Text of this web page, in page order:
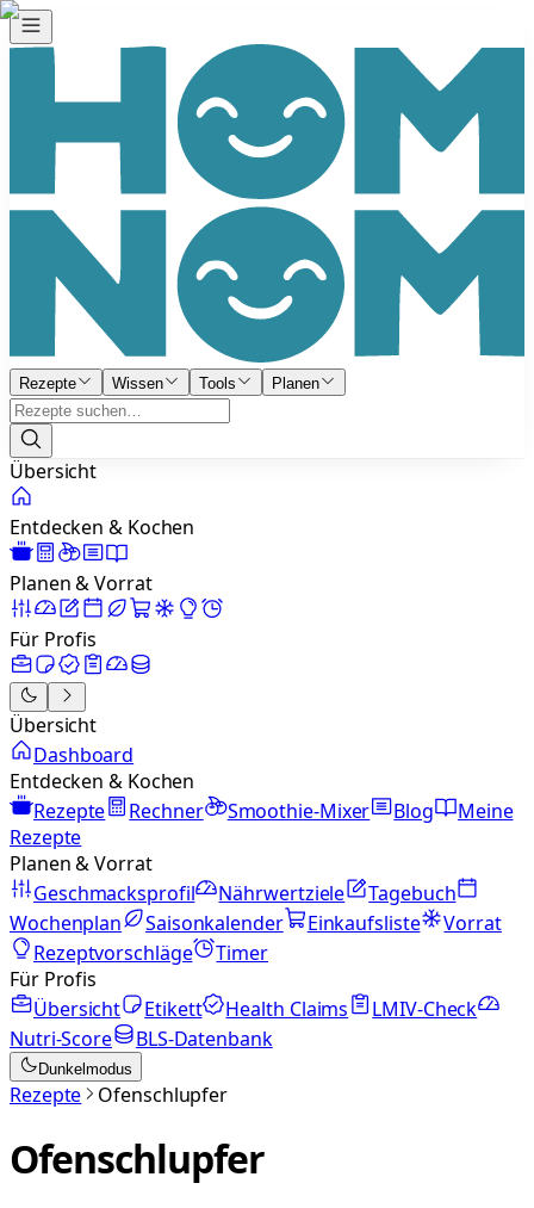
Rezepte Wissen Tools Planen
Übersicht
Entdecken & Kochen
Planen & Vorrat
Für Profis
Übersicht
Dashboard
Entdecken & Kochen
Rezepte
Rechner Smoothie-Mixer Blog
Meine
Rezepte
Planen & Vorrat
Geschmacksprofil
Nährwertziele
Tagebuch
Wochenplan
Saisonkalender Einkaufsliste
Vorrat
Rezeptvorschläge
Timer
Für Profis
Übersicht
Etikett Health Claims
LMIV-Check
Nutri-Score
BLS-Datenbank
Dunkelmodus
Rezepte Ofenschlupfer
Ofenschlupfer